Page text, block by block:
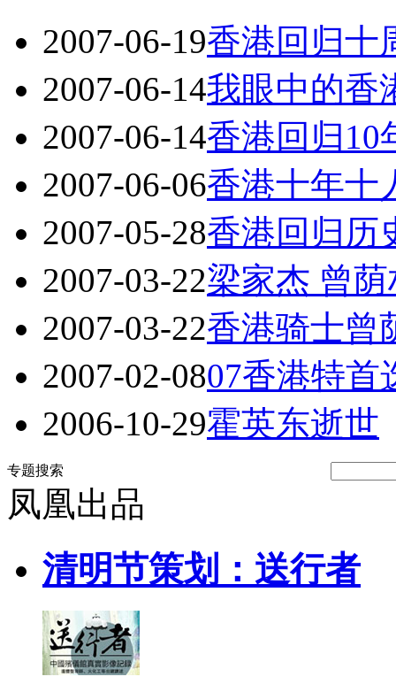
2007-06-19香港回归十
2007-06-14我眼中的香
2007-06-14香港回归10
2007-06-06香港十年十
2007-05-28香港回归历
2007-03-22梁家杰 曾
2007-03-22香港骑士曾
2007-02-0807香港特首
2006-10-29霍英东逝世
专题搜索
凤凰出品
清明节策划：送行者